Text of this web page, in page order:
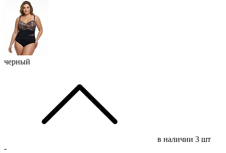
черный
в наличии 3 шт
-